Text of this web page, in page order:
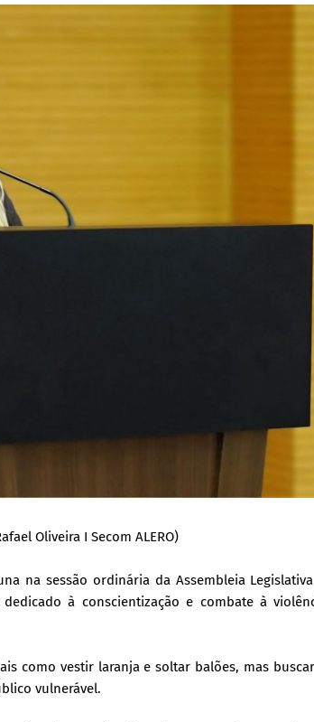
Oliveira I Secom ALERO)
na sessão ordinária da Assembleia
à conscientização e combate à
como vestir laranja e soltar balões, mas
vulnerável.